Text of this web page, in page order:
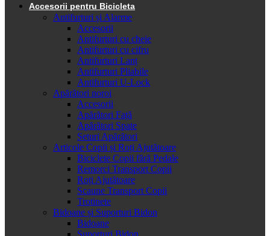
Accesorii pentru Bicicleta
Antifurturi și Alarme
Accesorii
Antifurturi cu cheie
Antifurturi cu cifru
Antifurturi Lanț
Antifurturi Pliabile
Antifurturi U-Lock
Apărători noroi
Accesorii
Apărători Față
Apărători Spate
Seturi Apărători
Articole Copii și Roți Ajutătoare
Biciclete Copii fără Pedale
Remorci Transport Copii
Roți Ajutătoare
Scaune Transport Copii
Trotinete
Bidoane și Suporturi Bidon
Bidoane
Suporturi Bidon